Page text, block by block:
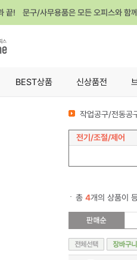
끝! 문구/사무용품은 모든 오피스와 함
BEST상품 신상품전
작업공구/전동공
전기/조절/제어
총 4개의 상품이